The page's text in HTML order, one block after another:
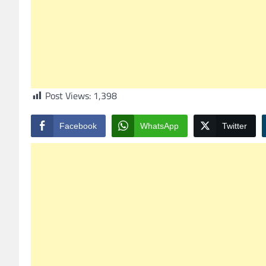
Post Views: 1,398
Facebook WhatsApp Twitter